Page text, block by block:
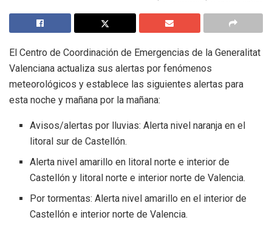
El Centro de Coordinación de Emergencias de la Generalitat
Valenciana actualiza sus alertas por fenómenos
meteorológicos y establece las siguientes alertas para
esta noche y mañana por la mañana:
Avisos/alertas por lluvias:Alerta nivel naranja en el
litoral sur de Castellón.
Alerta nivel amarillo en litoral norte e interior de
Castellón y litoral norte e interior norte de Valencia.
Por tormentas:Alerta nivel amarillo en el interior de
Castellón e interior norte de Valencia.